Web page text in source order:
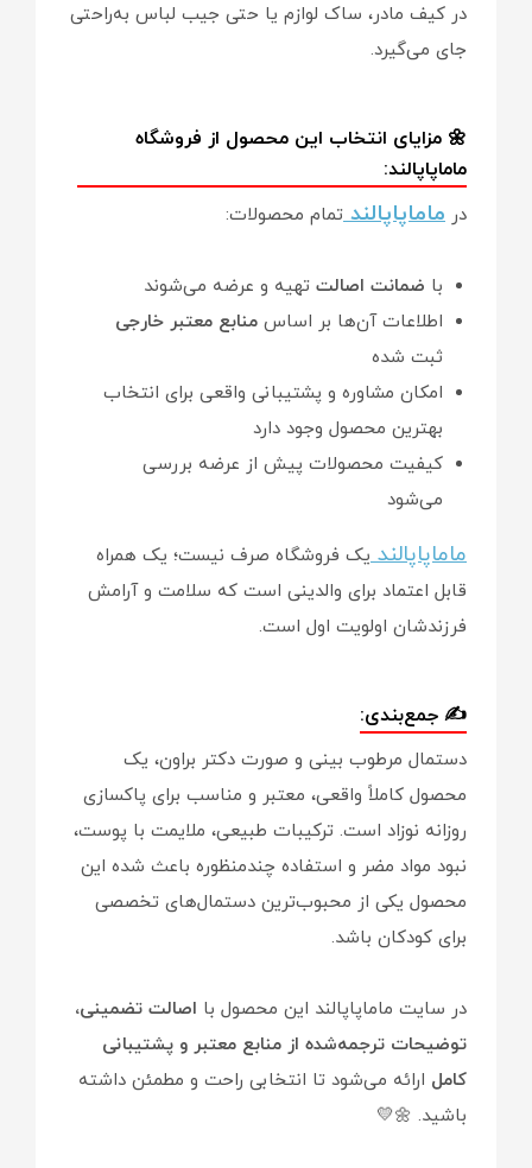
در کیف مادر، ساک لوازم یا حتی جیب لباس به‌راحتی
جای می‌گیرد.
🌼 مزایای انتخاب این محصول از فروشگاه
ماماپاپالند:
در ماماپاپالندتمام محصولات:
با ضمانت اصالت تهیه و عرضه می‌شوند
اطلاعات آن‌ها بر اساس منابع معتبر خارجی
ثبت شده
امکان مشاوره و پشتیبانی واقعی برای انتخاب
بهترین محصول وجود دارد
کیفیت محصولات پیش از عرضه بررسی
می‌شود
ماماپاپالندیک فروشگاه صرف نیست؛ یک همراه
قابل اعتماد برای والدینی است که سلامت و آرامش
فرزندشان اولویت اول است.
✍️ جمع‌بندی:
دستمال مرطوب بینی و صورت دکتر براون، یک
محصول کاملاً واقعی، معتبر و مناسب برای پاکسازی
روزانه نوزاد است. ترکیبات طبیعی، ملایمت با پوست،
نبود مواد مضر و استفاده چندمنظوره باعث شده این
محصول یکی از محبوب‌ترین دستمال‌های تخصصی
برای کودکان باشد.
در سایت ماماپاپالند این محصول با اصالت تضمینی،
توضیحات ترجمه‌شده از منابع معتبر و پشتیبانی
کامل ارائه می‌شود تا انتخابی راحت و مطمئن داشته
باشید. 🌼💛